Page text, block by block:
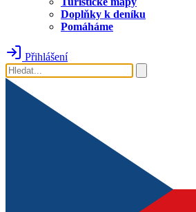
Doplňky k deníku
Pomáháme
Přihlášení